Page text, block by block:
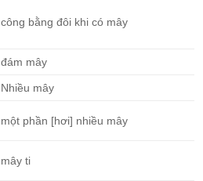
công bằng đôi khi có mây
đám mây
Nhiều mây
một phần [hơi] nhiều mây
mây ti